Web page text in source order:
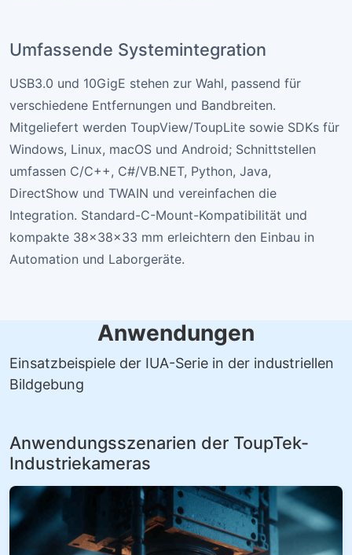
Umfassende Systemintegration
USB3.0 und 10GigE stehen zur Wahl, passend für
verschiedene Entfernungen und Bandbreiten.
Mitgeliefert werden ToupView/ToupLite sowie SDKs für
Windows, Linux, macOS und Android; Schnittstellen
umfassen C/C++, C#/VB.NET, Python, Java,
DirectShow und TWAIN und vereinfachen die
Integration. Standard-C-Mount-Kompatibilität und
kompakte 38×38×33 mm erleichtern den Einbau in
Automation und Laborgeräte.
Anwendungen
Einsatzbeispiele der IUA-Serie in der industriellen
Bildgebung
Anwendungsszenarien der ToupTek-
Industriekameras